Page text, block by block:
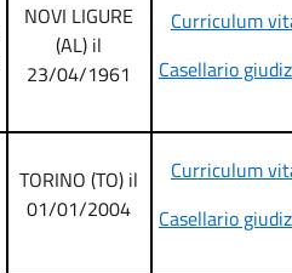
NOVI LIGURE
(AL) il
23/04/1961
Curriculum
Casellario
TORINO (TO) il
01/01/2004
Curriculum
Casellario